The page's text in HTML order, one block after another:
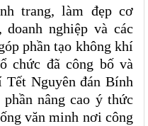
trang, làm đẹp cơ
nghiệp và các
phần tạo không khí
chức đã công bố và
Nguyên đán Bính
nâng cao ý thức
văn minh nơi công